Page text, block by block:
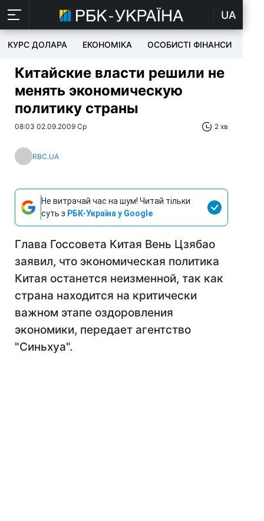
UA
КУРС ДОЛАРА ЕКОНОМІКА ОСОБИСТІ ФІНАНСИ
Китайские власти решили не
менять экономическую
политику страны
08:03 02.09.2009 Ср 2 хв
RBC.UA
Не витрачай час на шум! Читай тільки
суть з РБК-Україна у Google
Глава Госсовета Китая Вень Цзябао
заявил, что экономическая политика
Китая останется неизменной, так как
страна находится на критически
важном этапе оздоровления
экономики, передает агентство
"Cиньхуа".